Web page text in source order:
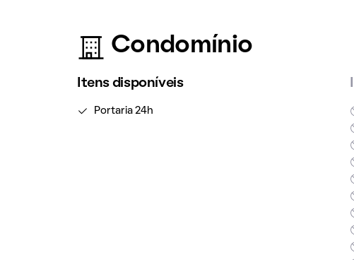
Condomínio
Itens disponíveis
Portaria 24h